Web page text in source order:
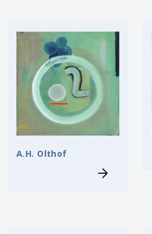
A.H. Olthof